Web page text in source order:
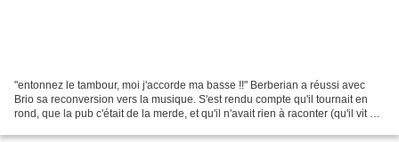
"entonnez le tambour, moi j'accorde ma basse !!" Berberian a réussi avec
Brio sa reconversion vers la musique. S'est rendu compte qu'il tournait en
rond, que la pub c'était de la merde, et qu'il n'avait rien à raconter (qu'il vit un